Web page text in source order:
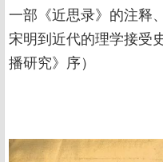
一部《近思录》的注释
宋明到近代的理学接受
播研究》序）